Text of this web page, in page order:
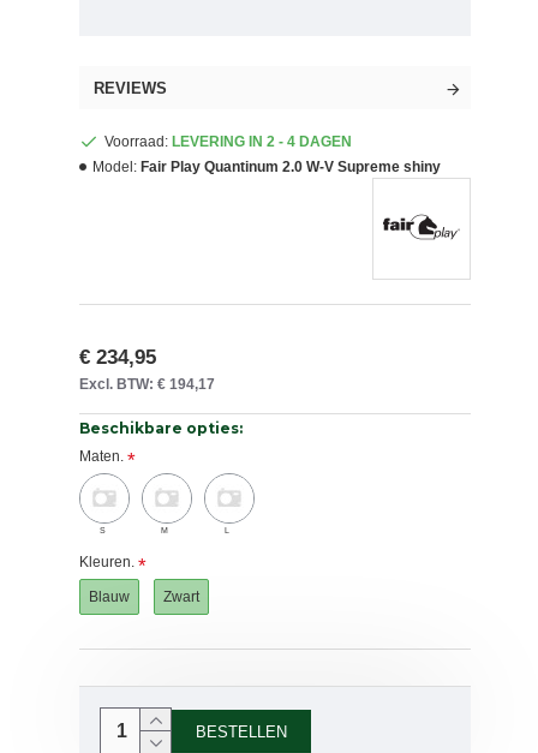
REVIEWS
Voorraad: LEVERING IN 2 - 4 DAGEN
Model: Fair Play Quantinum 2.0 W-V Supreme shiny
€ 234,95
Excl. BTW: € 194,17
Beschikbare opties:
Maten.
S M L
Kleuren.
Blauw Zwart
BESTELLEN